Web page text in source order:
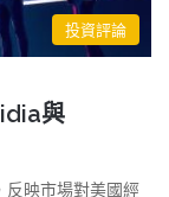
投資評論
與
映市場對美國經